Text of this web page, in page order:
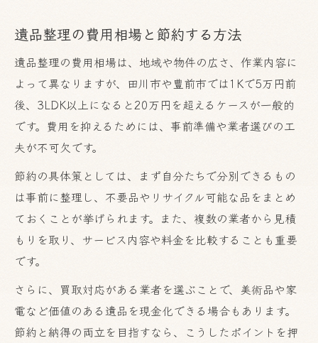
遺品整理の費用相場と節約する方法
遺品整理の費用相場は、地域や物件の広さ、作業内容に
よって異なりますが、田川市や豊前市では1Kで5万円前
後、3LDK以上になると20万円を超えるケースが一般的
です。費用を抑えるためには、事前準備や業者選びの工
夫が不可欠です。
節約の具体策としては、まず自分たちで分別できるもの
は事前に整理し、不要品やリサイクル可能な品をまとめ
ておくことが挙げられます。また、複数の業者から見積
もりを取り、サービス内容や料金を比較することも重要
です。
さらに、買取対応がある業者を選ぶことで、美術品や家
電など価値のある遺品を現金化できる場合もあります。
節約と納得の両立を目指すなら、こうしたポイントを押